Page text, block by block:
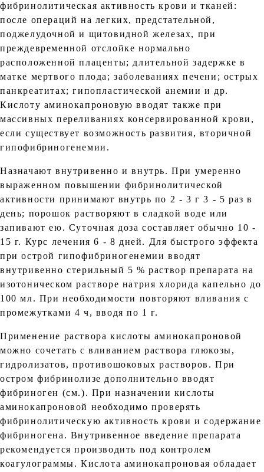
фибринолитическая активность крови и тканей:
после операций на легких, предстательной,
поджелудочной и щитовидной железах, при
преждевременной отслойке нормально
расположенной плаценты; длительной задержке в
матке мертвого плода; заболеваниях печени; острых
панкреатитах; гипопластической анемии и др.
Кислоту аминокапроновую вводят также при
массивных переливаниях консервированной крови,
если существует возможность развития, вторичной
гипофибриногенемии.
Назначают внутривенно и внутрь. При умеренно
выраженном повышении фибринолитической
активности принимают внутрь по 2 - 3 г 3 - 5 раз в
день; порошок растворяют в сладкой воде или
запивают ею. Суточная доза составляет обычно 10 -
15 г. Курс лечения 6 - 8 дней. Для быстрого эффекта
при острой гипофибриногенемии вводят
внутривенно стерильный 5 % раствор препарата на
изотоническом растворе натрия хлорида капельно до
100 мл. При необходимости повторяют вливания с
промежутками 4 ч, вводя по 1 г.
Применение раствора кислоты аминокапроновой
можно сочетать с вливанием раствора глюкозы,
гидролизатов, противошоковых растворов. При
остром фибринолизе дополнительно вводят
фибриноген (см.). При назначении кислоты
аминокапроновой необходимо проверять
фибринолитическую активность крови и содержание
фибриногена. Внутривенное введение препарата
рекомендуется производить под контролем
коагулограммы. Кислота аминокапроновая обладает